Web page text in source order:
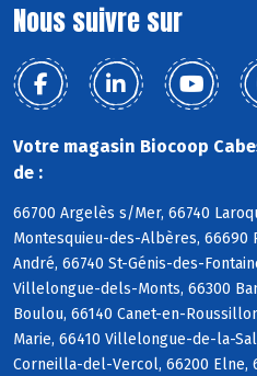
Nous suivre sur
Votre magasin Biocoop
de :
66700 Argelès s/Mer, 66740
Montesquieu-des-Albères, 66690
André, 66740 St-Génis-des-
Villelongue-dels-Monts, 66300
Boulou, 66140 Canet-en-
Marie, 66410 Villelongue-de-la-
Corneilla-del-Vercol, 66200 Elne,